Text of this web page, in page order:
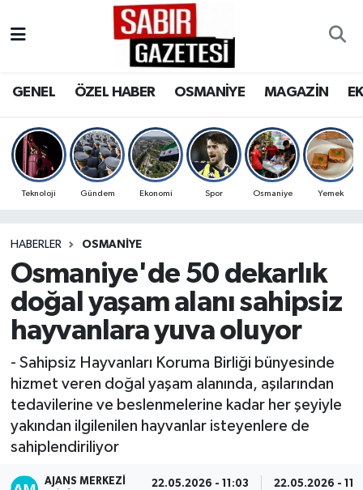
GENEL ÖZEL HABER OSMANİYE MAGAZİN
Teknoloji Gündem Ekonomi Spor Osmaniye Yemek
HABERLER OSMANIYE
Osmaniye'de 50 dekarlık
doğal yaşam alanı sahipsiz
hayvanlara yuva oluyor
- Sahipsiz Hayvanları Koruma Birliği bünyesinde
hizmet veren doğal yaşam alanında, aşılarından
tedavilerine ve beslenmelerine kadar her şeyiyle
yakından ilgilenilen hayvanlar isteyenlere de
sahiplendiriliyor
AJANS MERKEZI 22.05.2026 - 11:03 22.05.2026 -
OSMANİYE
MAGAZİN
SPOR
RESMİ İLANLAR
Osmaniye Nöbetçi Eczaneler
Osmaniye Trafik Yoğunluk Haritası
Süper Lig Puan Durumu ve Fikstür
Son Dakika Haberleri
Haber Arşivi